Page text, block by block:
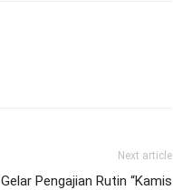
Next article
Pengajian Rutin “Kamis